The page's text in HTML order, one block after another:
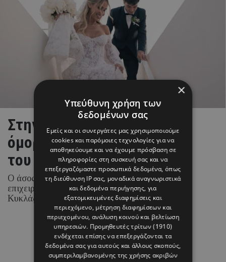
Στην Πάρο γράφτηκε το πιο
όμορφο κεφάλαιο της ζωής
του Brahim Díaz
Ο άσος της Real Madrid και η Ισπανίδα
επιχειρηματίας και content creator επέλεξαν τις
Κυκλάδες για την ιδιαίτερη αυτή περίσταση.
08 ΑΥΓΟΥΣΤΟΥ 26 - 17:01
Margarita Psichi
×
Υπεύθυνη χρήση των
δεδομένων σας
Εμείς και οι συνεργάτες μας χρησιμοποιούμε
cookies και παρόμοιες τεχνολογίες για να
αποθηκεύουμε και να έχουμε πρόσβαση σε
πληροφορίες στη συσκευή σας και να
επεξεργαζόμαστε προσωπικά δεδομένα, όπως
τη διεύθυνση IP σας, μοναδικά αναγνωριστικά
και δεδομένα περιήγησης, για
εξατομικευμένες διαφημίσεις και
περιεχόμενο, μέτρηση διαφημίσεων και
περιεχομένου, ανάλυση κοινού και βελτίωση
υπηρεσιών. Προμηθευτές τρίτων (1910)
ενδέχεται επίσης να επεξεργάζονται τα
δεδομένα σας για αυτούς και άλλους σκοπούς,
συμπεριλαμβανομένης της χρήσης ακριβών